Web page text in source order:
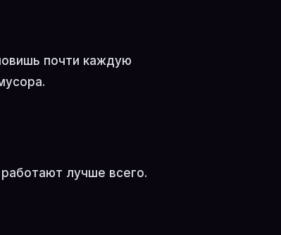
почти каждую
лучше всего.